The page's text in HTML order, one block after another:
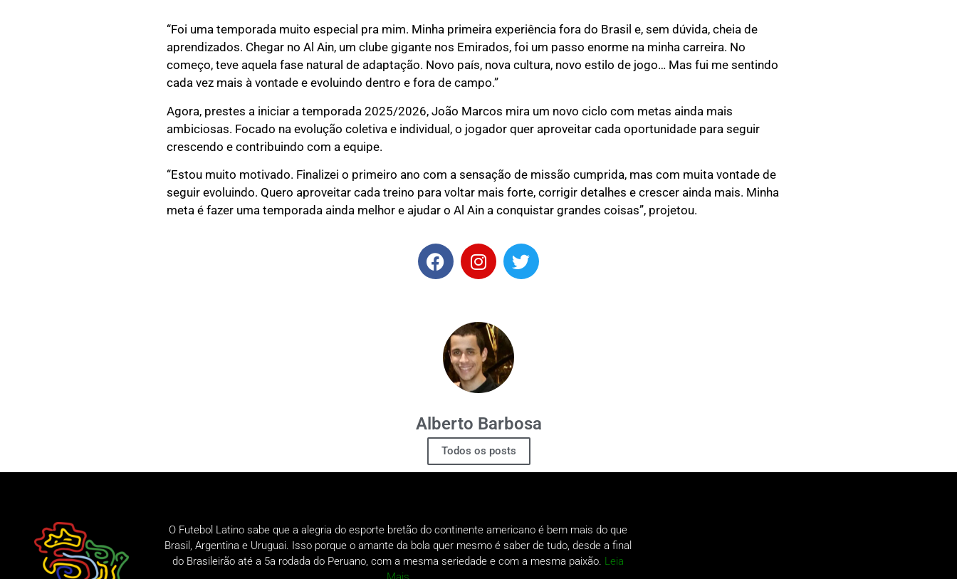
“Foi uma temporada muito especial pra mim. Minha primeira experiência fora do Brasil e, sem dúvida, cheia de
aprendizados. Chegar no Al Ain, um clube gigante nos Emirados, foi um passo enorme na minha carreira. No
começo, teve aquela fase natural de adaptação. Novo país, nova cultura, novo estilo de jogo… Mas fui me sentindo
cada vez mais à vontade e evoluindo dentro e fora de campo.”
Agora, prestes a iniciar a temporada 2025/2026, João Marcos mira um novo ciclo com metas ainda mais
ambiciosas. Focado na evolução coletiva e individual, o jogador quer aproveitar cada oportunidade para seguir
crescendo e contribuindo com a equipe.
“Estou muito motivado. Finalizei o primeiro ano com a sensação de missão cumprida, mas com muita vontade de
seguir evoluindo. Quero aproveitar cada treino para voltar mais forte, corrigir detalhes e crescer ainda mais. Minha
meta é fazer uma temporada ainda melhor e ajudar o Al Ain a conquistar grandes coisas”, projetou.
Alberto Barbosa
Todos os posts
O Futebol Latino sabe que a alegria do esporte bretão do continente americano é bem mais do que
Brasil, Argentina e Uruguai. Isso porque o amante da bola quer mesmo é saber de tudo, desde a final
do Brasileirão até a 5a rodada do Peruano, com a mesma seriedade e com a mesma paixão. Leia